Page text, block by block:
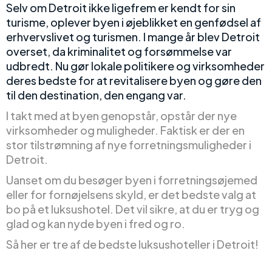
Selv om Detroit ikke ligefrem er kendt for sin
turisme, oplever byen i øjeblikket en genfødsel af
erhvervslivet og turismen. I mange år blev Detroit
overset, da kriminalitet og forsømmelse var
udbredt. Nu gør lokale politikere og virksomheder
deres bedste for at revitalisere byen og gøre den
til den destination, den engang var.
I takt med at byen genopstår, opstår der nye
virksomheder og muligheder. Faktisk er der en
stor tilstrømning af nye forretningsmuligheder i
Detroit.
Uanset om du besøger byen i forretningsøjemed
eller for fornøjelsens skyld, er det bedste valg at
bo på et luksushotel. Det vil sikre, at du er tryg og
glad og kan nyde byen i fred og ro.
Så her er tre af de bedste luksushoteller i Detroit!